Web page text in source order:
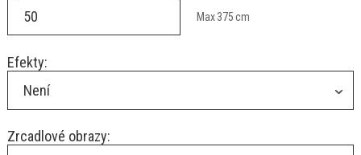
Max375cm
Efekty:
Není
Zrcadlové obrazy: